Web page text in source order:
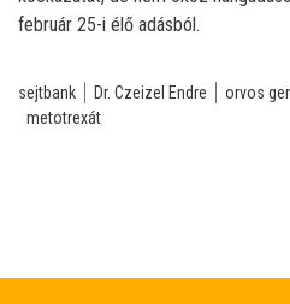
február 25-i élő adásból.
sejtbank Dr. Czeizel Endre orvos
metotrexát